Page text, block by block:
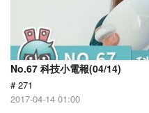
No.67 科技小電報(04/14)
# 271
2017-04-14 01:00